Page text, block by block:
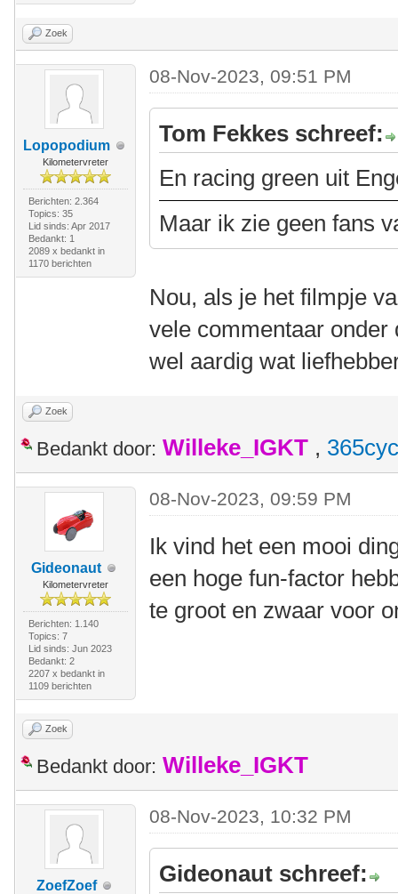
Zoek
Lopopodium
Kilometervreter
Berichten: 2.364
Topics: 35
Lid sinds: Apr 2017
Bedankt: 1
2089 x bedankt in
1170 berichten
08-Nov-2023, 09:51 PM
Tom Fekkes schreef:
En racing green uit
Maar ik zie geen fans
Nou, als je het filmpje
vele commentaar
wel aardig wat
Zoek
Bedankt door: Willeke_IGKT ,
Gideonaut
Kilometervreter
Berichten: 1.140
Topics: 7
Lid sinds: Jun 2023
Bedankt: 2
2207 x bedankt in
1109 berichten
08-Nov-2023, 09:59 PM
Ik vind het een mooi
een hoge fun-factor
te groot en zwaar voor
Zoek
Bedankt door: Willeke_IGKT
ZoefZoef
08-Nov-2023, 10:32 PM
Gideonaut schreef: